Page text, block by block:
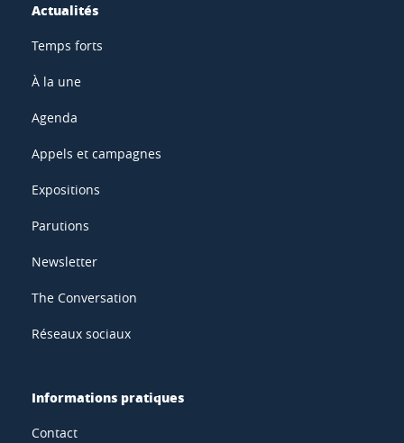
Actualités
Temps forts
À la une
Agenda
Appels et campagnes
Expositions
Parutions
Newsletter
The Conversation
Réseaux sociaux
Informations pratiques
Contact